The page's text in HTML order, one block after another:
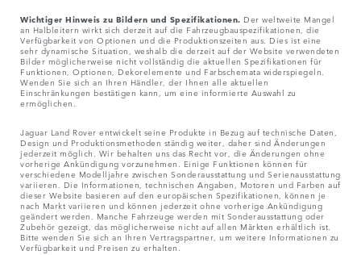
Wichtiger Hinweis zu Bildern und Spezifikationen. Der weltweite Mangel
an Halbleitern wirkt sich derzeit auf die Fahrzeugbauspezifikationen, die
Verfügbarkeit von Optionen und die Produktionszeiten aus. Dies ist eine
sehr dynamische Situation, weshalb die derzeit auf der Website verwendeten
Bilder möglicherweise nicht vollständig die aktuellen Spezifikationen für
Funktionen, Optionen, Dekorelemente und Farbschemata widerspiegeln.
Wenden Sie sich an Ihren Händler, der Ihnen alle aktuellen
Einschränkungen bestätigen kann, um eine informierte Auswahl zu
ermöglichen.
Jaguar Land Rover entwickelt seine Produkte in Bezug auf technische Daten,
Design und Produktionsmethoden ständig weiter, daher sind Änderungen
jederzeit möglich. Wir behalten uns das Recht vor, die Änderungen ohne
vorherige Ankündigung vorzunehmen. Einige Funktionen können für
verschiedene Modelljahre zwischen Sonderausstattung und Serienausstattung
variieren. Die Informationen, technischen Angaben, Motoren und Farben auf
dieser Website basieren auf den europäischen Spezifikationen, können je
nach Markt variieren und können jederzeit ohne vorherige Ankündigung
geändert werden. Manche Fahrzeuge werden mit Sonderausstattung oder
Zubehör gezeigt, das möglicherweise nicht auf allen Märkten erhältlich ist.
Bitte wenden Sie sich an Ihren Vertragspartner, um weitere Informationen zu
Verfügbarkeit und Preisen zu erhalten.